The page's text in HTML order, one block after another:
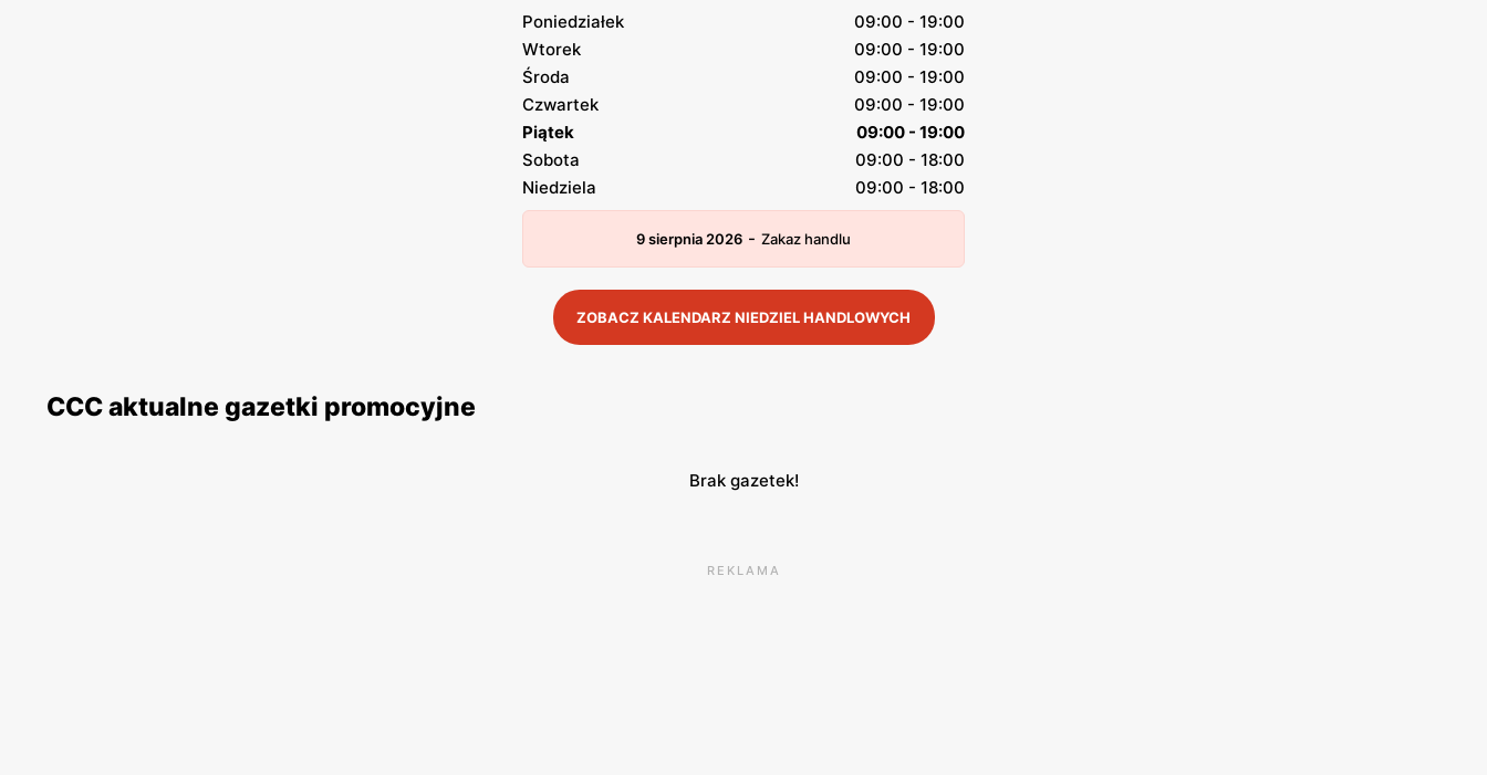
Poniedziałek
09:00 - 19:00
Wtorek
09:00 - 19:00
Środa
09:00 - 19:00
Czwartek
09:00 - 19:00
Piątek
09:00 - 19:00
Sobota
09:00 - 18:00
Niedziela
09:00 - 18:00
9 sierpnia 2026 - Zakaz handlu
ZOBACZ KALENDARZ NIEDZIEL HANDLOWYCH
CCC aktualne gazetki promocyjne
Brak gazetek!
REKLAMA